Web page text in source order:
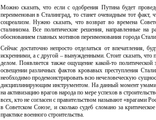
Можно сказать, что если с одобрения Путина будет
переименован в Сталинград, то станет очевидным тот факт,
соцреализм. Нужно сказать, что возврат во времена
сталинизма. Все политические решения, направленные на
обоснованием главных мотивов переименования города
Сейчас достаточно непросто отделаться от впечатления,
искренними, а с другой – вынужденными. Стоит сказать, что
делом. Появляется также ощущение какой-то политической
освещении различных фактов кровавых преступления
необходимо продемонстрировать всю нечеловеческую
дисциплинирующим инструментом. На данный момент умами
на активизацию врагов народа по мере успехов в
всех, кто не согласен с правительством называют «врагами
в Советском Союзе, и сколько судеб сломано за
практике военного строительства.